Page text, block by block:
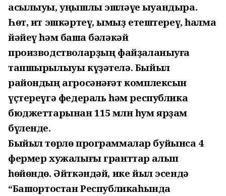
асылыуы, уңышлы эшләүе ҡыуандыра.
Һөт, ит эшкәртеү, ҡымыҙ етештереү, һалма
йәйеү һәм башҡа бәләкәй
производстволарҙың файҙаланыуға
тапшырылыуы күҙәтелә. Быйыл
райондың агросәнәғәт комплексын
үҫтереүгә федераль һәм республика
бюджеттарынан 115 млн һум ярҙам
бүленде.
Быйыл төрлө программалар буйынса 4
фермер хужалығы гранттар алып
һөйөндө. Әйткәндәй, ике йыл эсендә
“Башҡортостан Республикаһында